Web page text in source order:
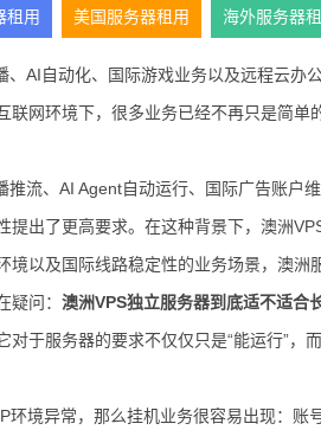
租用 美国服务器租用 海外服务器
、AI自动化、国际游戏业务以及远程云办
联网环境下，很多业务已经不再只是简
推流、AI Agent自动运行、国际广告账户
提出了更高要求。在这种背景下，澳洲
境以及国际线路稳定性的业务场景，澳洲
疑问： 澳洲VPS独立服务器到底适不适合
对于服务器的要求不仅仅只是“能运行”
环境异常，那么挂机业务很容易出现：